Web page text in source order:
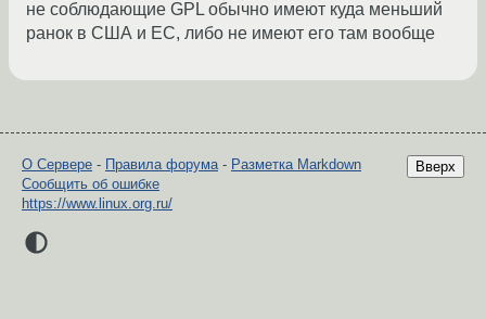
не соблюдающие GPL обычно имеют куда меньший
ранок в США и ЕС, либо не имеют его там вообще
Вверх
О Сервере - Правила форума- Разметка Markdown
Сообщить об ошибке
https://www.linux.org.ru/